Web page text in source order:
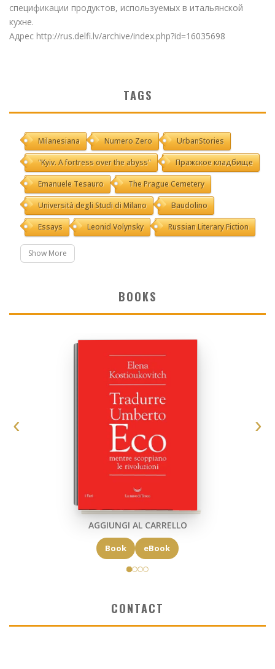
спецификации продуктов, используемых в итальянской
кухне.
Адрес http://rus.delfi.lv/archive/index.php?id=16035698
TAGS
Milanesiana Numero Zero UrbanStories
"Kyiv. A fortress over the abyss" Пражское кладбище
Emanuele Tesauro The Prague Cemetery
Università degli Studi di Milano Baudolino
Essays Leonid Volynsky Russian Literary Fiction
Show More
BOOKS
AGGIUNGI AL CARRELLO
Book eBook
CONTACT